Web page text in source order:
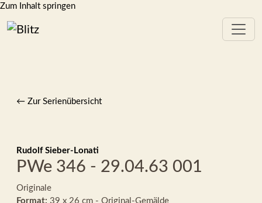
Zum Inhalt springen
← Zur Serienübersicht
Rudolf Sieber-Lonati
PWe 346 - 29.04.63 001
Originale
Format: 39 x 26 cm - Original-Gemälde